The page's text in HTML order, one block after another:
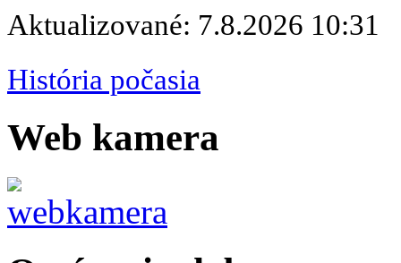
Aktualizované: 7.8.2026 10:31
História počasia
Web kamera